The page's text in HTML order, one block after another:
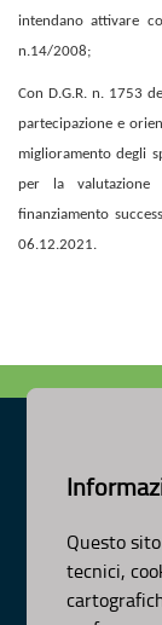
Questo
tecnici,
intendano attivare
n.14/2008;
Con D.G.R. n. 1753
partecipazione e
miglioramento degli
per la valutazione
finanziamento
06.12.2021.
Dipartimento
scrivici:email-
© Regione Puglia